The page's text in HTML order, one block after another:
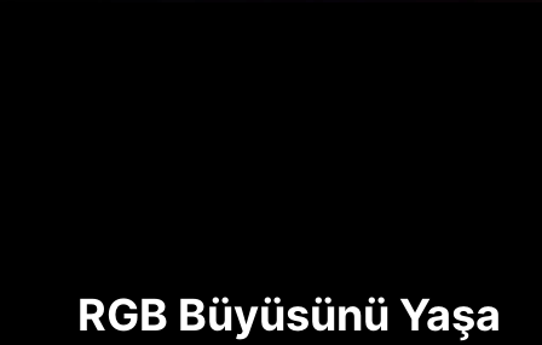
RGB Büyüsünü Yaşa